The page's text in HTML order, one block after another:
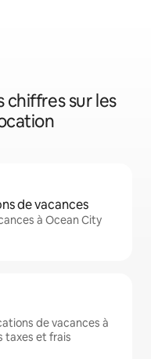
chiffres sur les
de vacances
à Ocean City
de vacances à
taxes et frais